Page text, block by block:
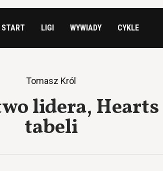
START LIGI WYWIADY CYKLE
Tomasz Król
lidera,
tabeli